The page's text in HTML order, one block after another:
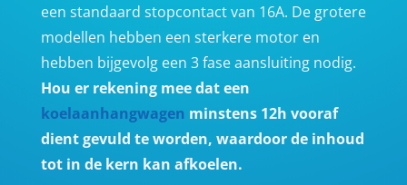
een standaard stopcontact van 16A. De grotere
modellen hebben een sterkere motor en
hebben bijgevolg een 3 fase aansluiting nodig.
Hou er rekening mee dat een
koelaanhangwagen minstens 12h vooraf
dient gevuld te worden, waardoor de inhoud
tot in de kern kan afkoelen.